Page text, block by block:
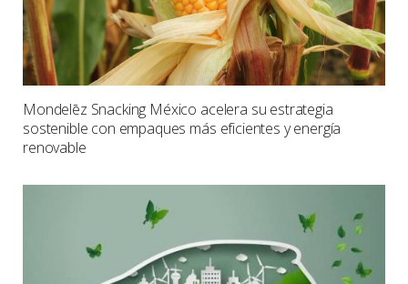
Mondelēz Snacking México acelera su estrategia
sostenible con empaques más eficientes y energía
renovable